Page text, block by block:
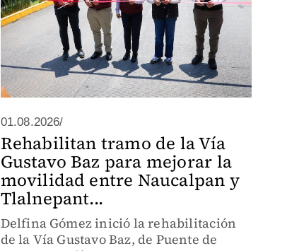
01.08.2026/
Rehabilitan tramo de la Vía
Gustavo Baz para mejorar la
movilidad entre Naucalpan y
Tlalnepant...
Delfina Gómez inició la rehabilitación
de la Vía Gustavo Baz, de Puente de